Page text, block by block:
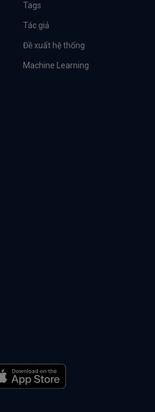
Tags
Tác giả
Đề xuất hệ thống
Machine Learning